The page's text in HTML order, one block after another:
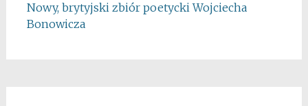
Nowy, brytyjski zbiór poetycki Wojciecha
Bonowicza